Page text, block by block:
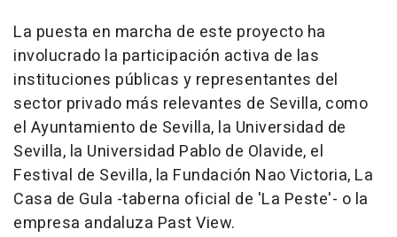
La puesta en marcha de este proyecto ha
involucrado la participación activa de las
instituciones públicas y representantes del
sector privado más relevantes de Sevilla, como
el Ayuntamiento de Sevilla, la Universidad de
Sevilla, la Universidad Pablo de Olavide, el
Festival de Sevilla, la Fundación Nao Victoria, La
Casa de Gula -taberna oficial de 'La Peste'- o la
empresa andaluza Past View.